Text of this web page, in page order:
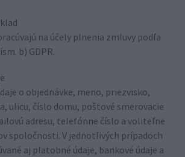
na účely plnenia zmluvy podľa
b) GDPR.
o objednávke, meno, priezvisko,
ulicu, číslo domu, poštové smerovacie
adresu, telefónne číslo a voliteľne
spoločnosti. V jednotlivých prípadoch
aj platobné údaje, bankové údaje a